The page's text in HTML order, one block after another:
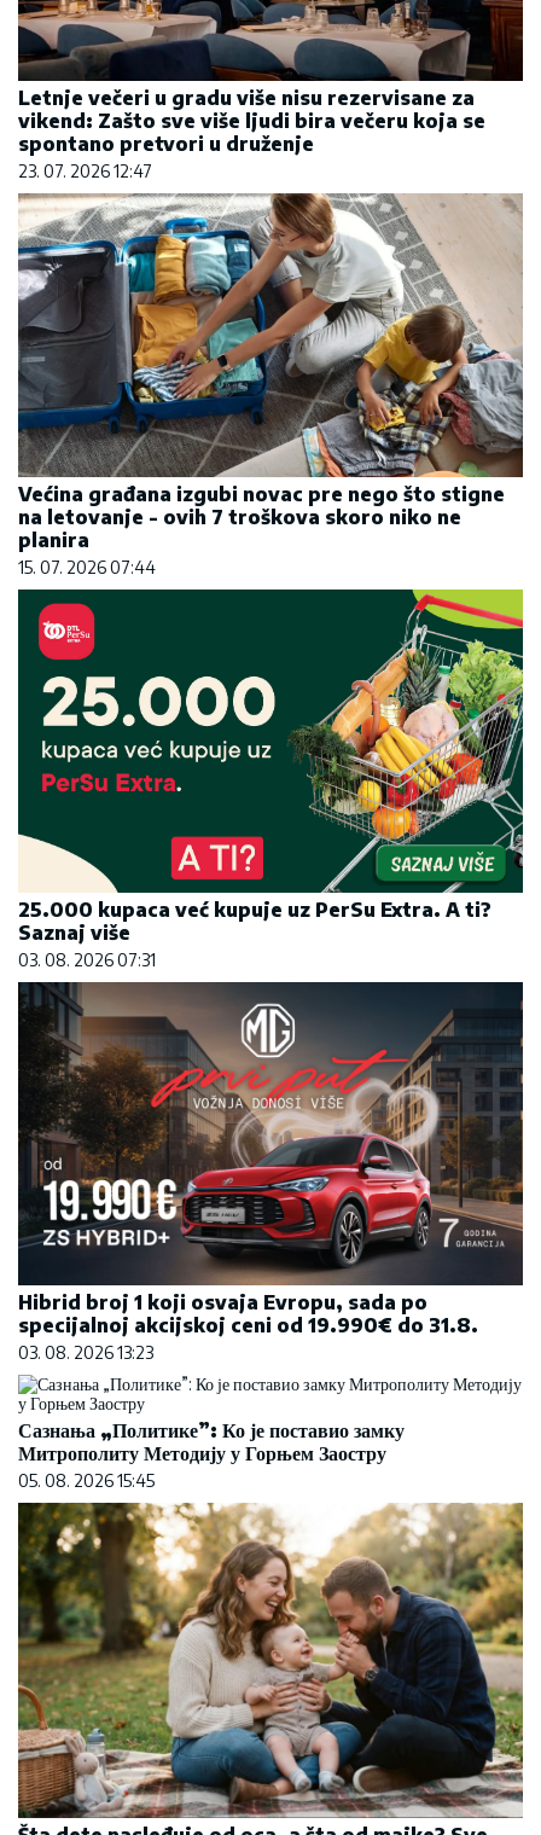
Letnje večeri u gradu više nisu rezervisane za
vikend: Zašto sve više ljudi bira večeru koja se
spontano pretvori u druženje
23. 07. 2026 12:47
Većina građana izgubi novac pre nego što stigne
na letovanje - ovih 7 troškova skoro niko ne
planira
15. 07. 2026 07:44
25.000 kupaca već kupuje uz PerSu Extra. A ti?
Saznaj više
03. 08. 2026 07:31
Hibrid broj 1 koji osvaja Evropu, sada po
specijalnoj akcijskoj ceni od 19.990€ do 31.8.
03. 08. 2026 13:23
Сазнања „Политике”: Ко је поставио замку
Митрополиту Методију у Горњем Заостру
05. 08. 2026 15:45